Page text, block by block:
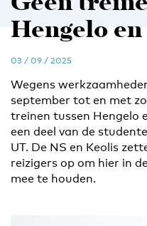
Hengelo
03 / 09 / 2025
Wegens
september tot en met
treinen tussen Hengelo
een deel van de
UT. De NS en Keolis
reizigers op om hier in
mee te houden.